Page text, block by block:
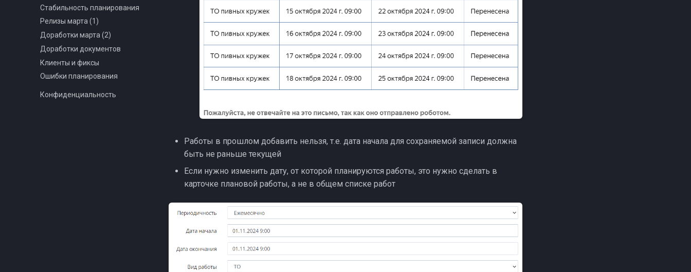
Стабильность планирования
Релизы марта (1)
Доработки марта (2)
Доработки документов
Клиенты и фиксы
Ошибки планирования
Конфиденциальность
Работы в прошлом добавить нельзя, т.е. дата начала для сохраняемой записи должна
быть не раньше текущей
Если нужно изменить дату, от которой планируются работы, это нужно сделать в
карточке плановой работы, а не в общем списке работ